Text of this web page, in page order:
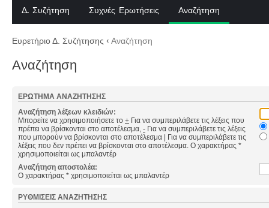
Δ. Συζήτηση Συχνές Ερωτήσεις Αναζήτηση
Ευρετήριο Δ. Συζήτησης ‹ Αναζήτηση
Αναζήτηση
ΕΡΏΤΗΜΑ ΑΝΑΖΉΤΗΣΗΣ
Αναζήτηση λέξεων κλειδιών:
Μπορείτε να χρησιμοποιήσετε το + Για να συμπεριλάβετε τις λέξεις που
πρέπει να βρίσκονται στο αποτέλεσμα, - Για να συμπεριλάβετε τις λέξεις
που μπορούν να βρίσκονται στο αποτέλεσμα | Για να συμπεριλάβετε τις
λέξεις που δεν πρέπει να βρίσκονται στο αποτέλεσμα. Ο χαρακτήρας *
χρησιμοποιείται ως μπαλαντέρ
Αναζήτηση αποστολέα:
Ο χαρακτήρας * χρησιμοποιείται ως μπαλαντέρ
ΡΥΘΜΊΣΕΙΣ ΑΝΑΖΉΤΗΣΗΣ